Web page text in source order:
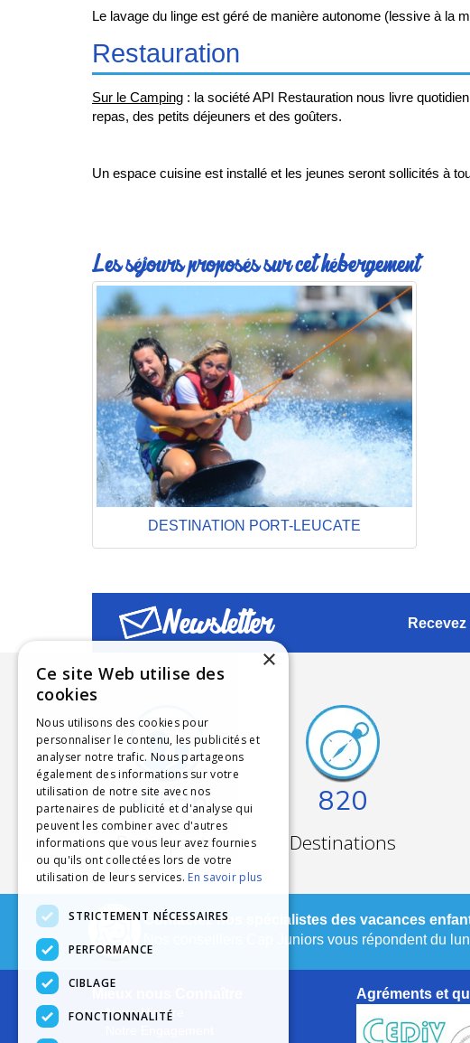
Le lavage du linge est géré de manière autonome (lessive à la
Restauration
Sur le Camping : la société API Restauration nous livre
repas, des petits déjeuners et des goûters.
Un espace cuisine est installé et les jeunes seront sollicités à
Les séjours proposés sur cet hébergement
DESTINATION PORT-LEUCATE
Newsletter
90886
Participants
820
Destinations
Contactez nos spécialistes des vacances
Nos conseillers Cap Juniors vous répondent du
Notre Histoire
Agréments et
×
Ce site Web utilise des
cookies
Nous utilisons des cookies pour
personnaliser le contenu, les publicités et
analyser notre trafic. Nous partageons
également des informations sur votre
utilisation de notre site avec nos
partenaires de publicité et d'analyse qui
peuvent les combiner avec d'autres
informations que vous leur avez fournies
ou qu'ils ont collectées lors de votre
utilisation de leurs services. En savoir plus
STRICTEMENT NÉCESSAIRES
PERFORMANCE
CIBLAGE
FONCTIONNALITÉ